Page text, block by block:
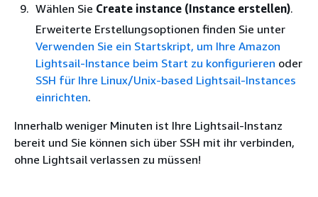
Wählen Sie Create instance (Instance erstellen).
Erweiterte Erstellungsoptionen finden Sie unter
Verwenden Sie ein Startskript, um Ihre Amazon
Lightsail-Instance beim Start zu konfigurieren oder
SSH für Ihre Linux/Unix-based Lightsail-Instances
einrichten.
Innerhalb weniger Minuten ist Ihre Lightsail-Instanz
bereit und Sie können sich über SSH mit ihr verbinden,
ohne Lightsail verlassen zu müssen!